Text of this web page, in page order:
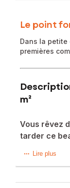
Le point
Dans la petite
premières
m²
Vous rêvez
tarder ce
Situé au pied
Lire plus